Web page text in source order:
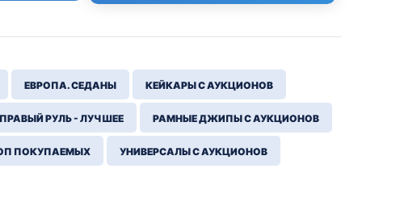
ЕВРОПА. СЕДАНЫ КЕЙКАРЫ С АУКЦИОНОВ
ПРАВЫЙ РУЛЬ - ЛУЧШЕЕ РАМНЫЕ ДЖИПЫ С АУКЦИОНОВ
ПОКУПАЕМЫХ УНИВЕРСАЛЫ С АУКЦИОНОВ